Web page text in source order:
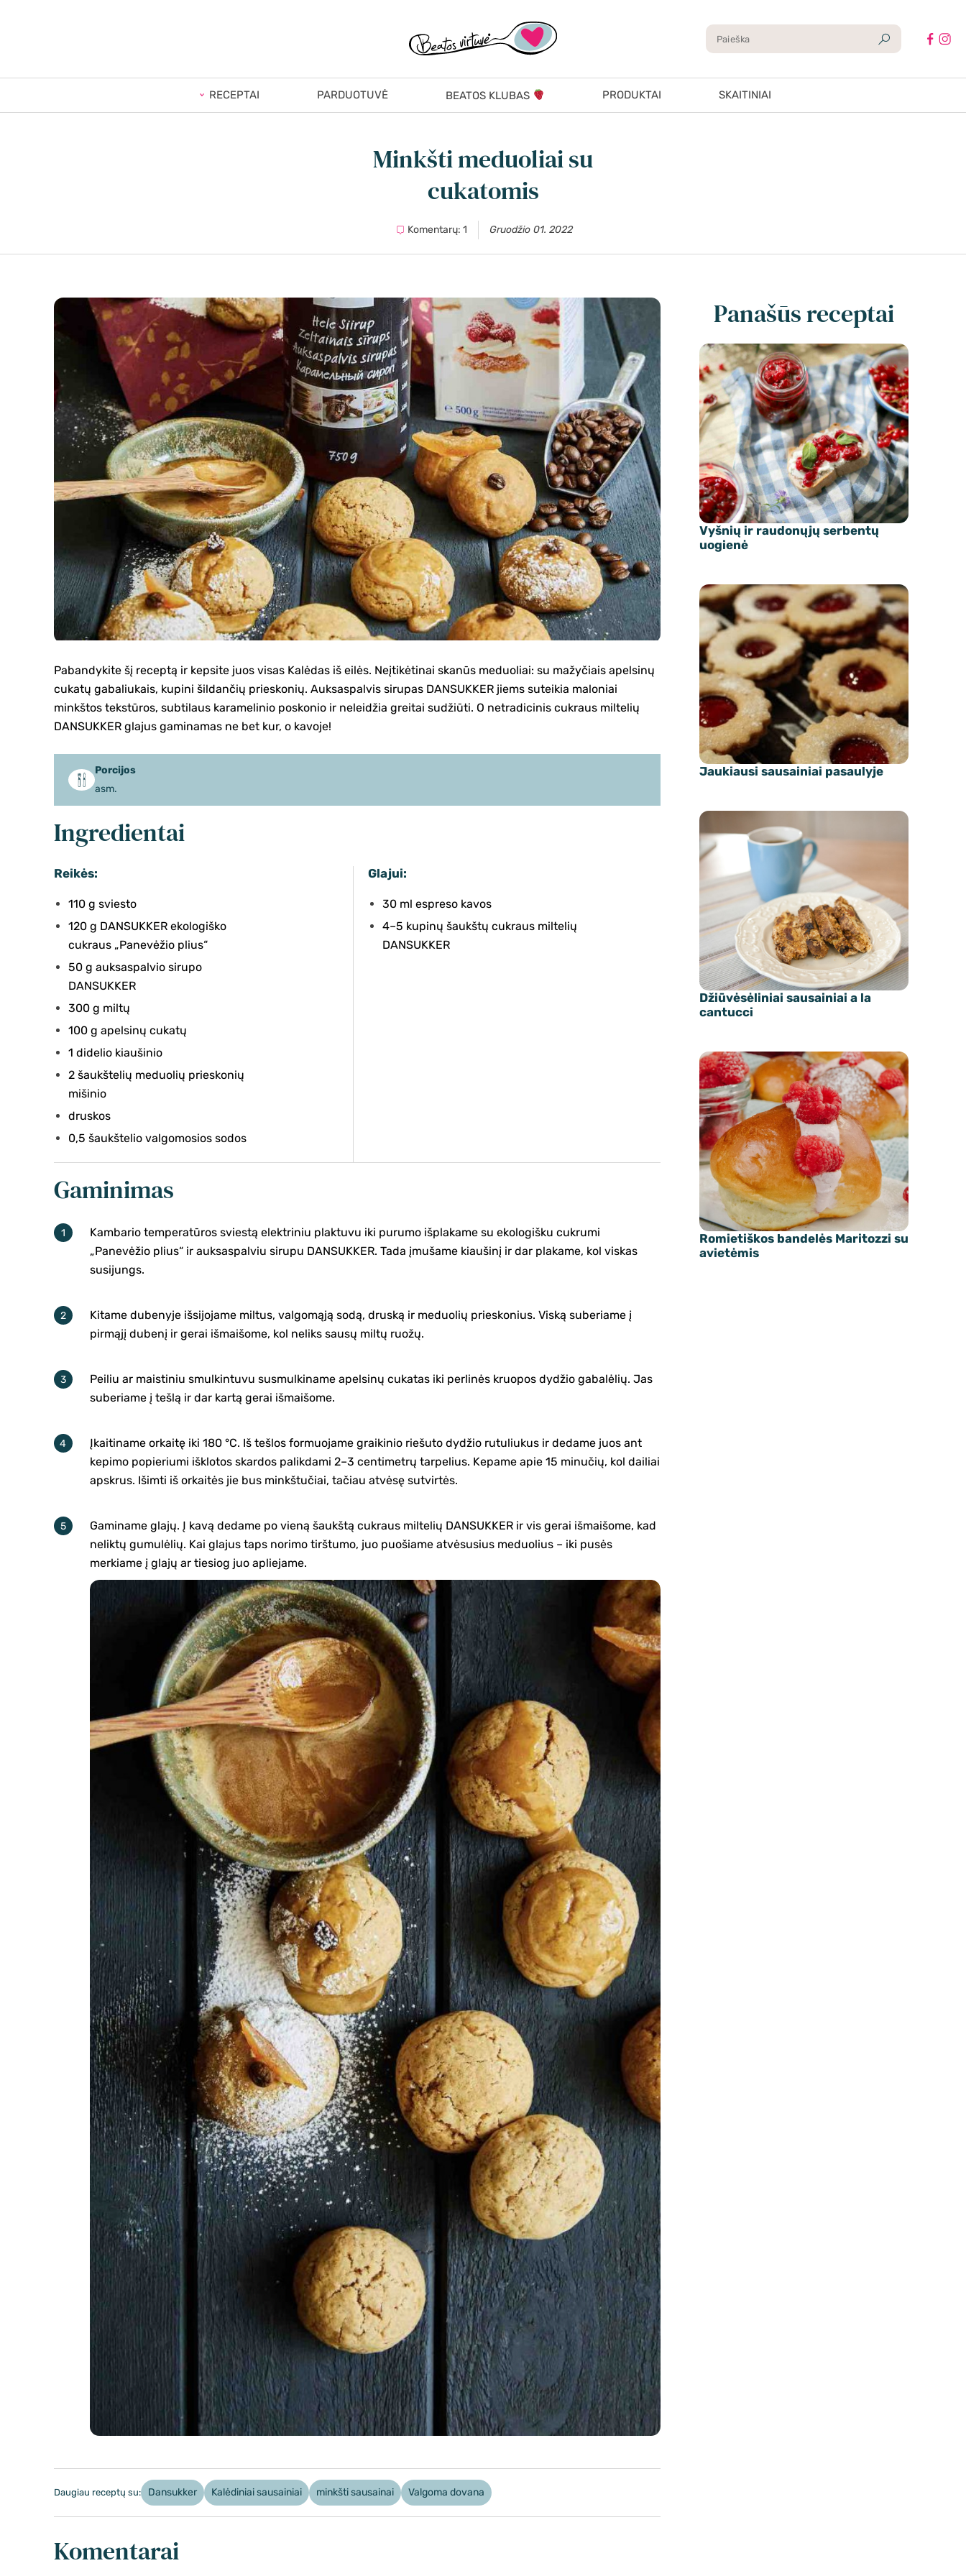
RECEPTAI PARDUOTUVĖ BEATOS KLUBAS PRODUKTAI SKAITINIAI
Minkšti meduoliai su
cukatomis
Komentarų: 1 Gruodžio 01. 2022
Pabandykite šį receptą ir kepsite juos visas Kalėdas iš eilės. Neįtikėtinai skanūs meduoliai: su mažyčiais apelsinų
cukatų gabaliukais, kupini šildančių prieskonių. Auksaspalvis sirupas DANSUKKER jiems suteikia maloniai
minkštos tekstūros, subtilaus karamelinio poskonio ir neleidžia greitai sudžiūti. O netradicinis cukraus miltelių
DANSUKKER glajus gaminamas ne bet kur, o kavoje!
Porcijos
asm.
Ingredientai
Reikės:
110 g sviesto
120 g DANSUKKER ekologiško
cukraus „Panevėžio plius“
50 g auksaspalvio sirupo
DANSUKKER
300 g miltų
100 g apelsinų cukatų
1 didelio kiaušinio
2 šaukštelių meduolių prieskonių
mišinio
druskos
0,5 šaukštelio valgomosios sodos
Glajui:
30 ml espreso kavos
4–5 kupinų šaukštų cukraus miltelių
DANSUKKER
Gaminimas
Kambario temperatūros sviestą elektriniu plaktuvu iki purumo išplakame su ekologišku cukrumi
„Panevėžio plius“ ir auksaspalviu sirupu DANSUKKER. Tada įmušame kiaušinį ir dar plakame, kol viskas
susijungs.
Kitame dubenyje išsijojame miltus, valgomąją sodą, druską ir meduolių prieskonius. Viską suberiame į
pirmąjį dubenį ir gerai išmaišome, kol neliks sausų miltų ruožų.
Peiliu ar maistiniu smulkintuvu susmulkiname apelsinų cukatas iki perlinės kruopos dydžio gabalėlių. Jas
suberiame į tešlą ir dar kartą gerai išmaišome.
Įkaitiname orkaitę iki 180 °C. Iš tešlos formuojame graikinio riešuto dydžio rutuliukus ir dedame juos ant
kepimo popieriumi išklotos skardos palikdami 2–3 centimetrų tarpelius. Kepame apie 15 minučių, kol dailiai
apskrus. Išimti iš orkaitės jie bus minkštučiai, tačiau atvėsę sutvirtės.
Gaminame glajų. Į kavą dedame po vieną šaukštą cukraus miltelių DANSUKKER ir vis gerai išmaišome, kad
neliktų gumulėlių. Kai glajus taps norimo tirštumo, juo puošiame atvėsusius meduolius – iki pusės
merkiame į glajų ar tiesiog juo apliejame.
Daugiau receptų su: Dansukker Kalėdiniai sausainiai minkšti sausainai Valgoma dovana
Komentarai
Panašūs receptai
Vyšnių ir raudonųjų serbentų
uogienė
Jaukiausi sausainiai pasaulyje
Džiūvėsėliniai sausainiai a la
cantucci
Romietiškos bandelės Maritozzi su
avietėmis